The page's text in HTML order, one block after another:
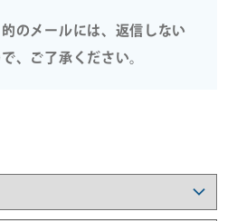
のメールには、返信しない
、ご了承ください。